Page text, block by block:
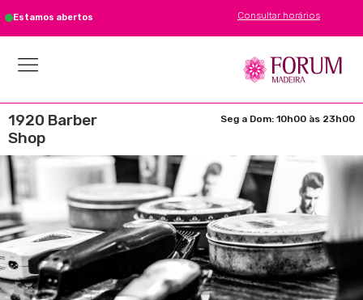
Estamos abertos Consultar horários
1920 Barber
Shop
Seg a Dom: 10h00 às 23h00